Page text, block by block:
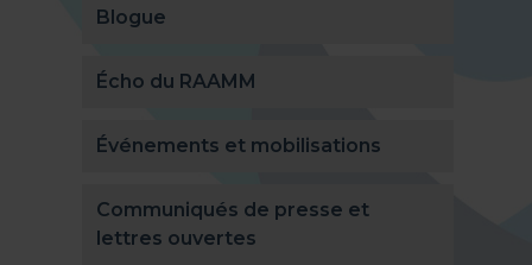
Blogue
Écho du RAAMM
Événements et mobilisations
Communiqués de presse et
lettres ouvertes